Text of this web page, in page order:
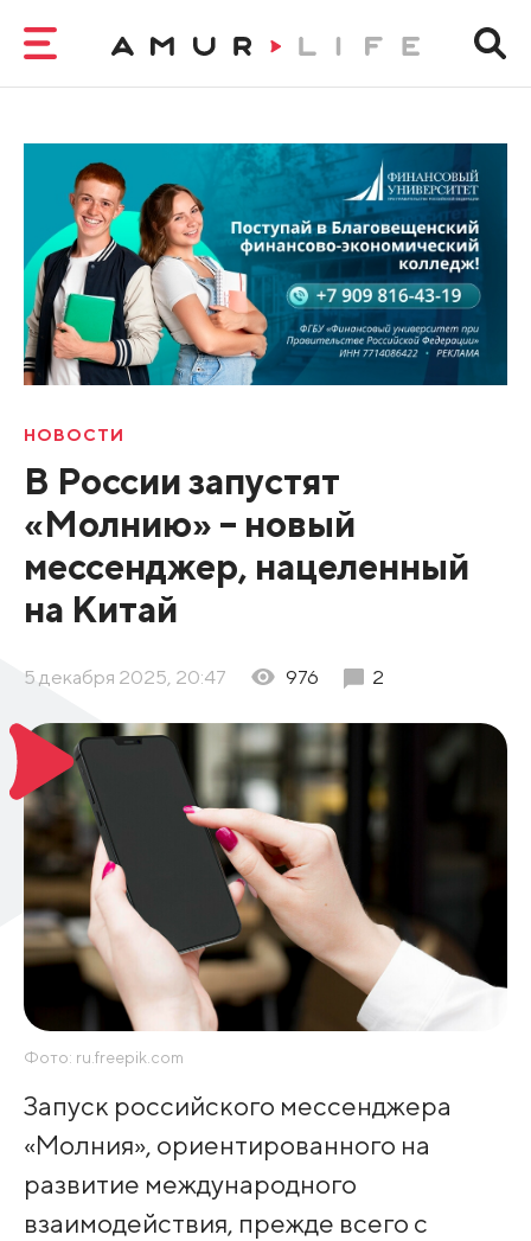
НОВОСТИ
В России запустят
«Молнию» – новый
мессенджер, нацеленный
на Китай
5 декабря 2025, 20:47 976 2
Фото: ru.freepik.com
Запуск российского мессенджера
«Молния», ориентированного на
развитие международного
взаимодействия, прежде всего с